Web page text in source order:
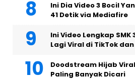
Ini Dia Video 3 Bocil
41 Detik via Mediafire
Ini Video Lengkap
Lagi Viral di TikTok
Doodstream Hijab
Paling Banyak Dicari